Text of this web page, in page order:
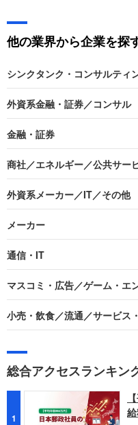
他の業界から企業を探
シンクタンク・コンサルティ
外資系金融・証券／コンサル
金融・証券
商社／エネルギー／公共サー
外資系メーカー／IT／その他
メーカー
通信・IT
マスコミ・広告／ゲーム・エ
小売・飲食／流通／サービス
総合アクセスランキン
1